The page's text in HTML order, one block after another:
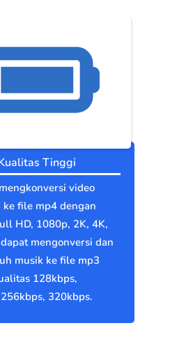
Tinggi
video
ke file mp4 dengan
HD, 1080p, 2K, 4K,
mengonversi dan
musik ke file mp3
128kbps,
320kbps.